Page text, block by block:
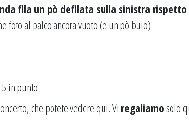
fila un pò defilata sulla sinistra rispetto
foto al palco ancora vuoto (e un pò buio)
in punto
che potete vederequi. Vi regaliamo solo